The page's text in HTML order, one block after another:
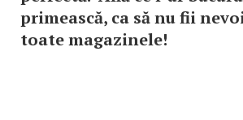
primească, ca să nu fii
toate magazinele!